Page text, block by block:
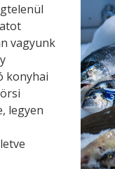
vagyunk
konyhai
legyen